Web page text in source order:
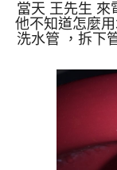
當天 王先生 來
他不知道怎麼
洗水管 ，拆下
波水管清洗
鐘，利用 水管
不見效果，本
異物沖出來，
片，如下圖，
啡，如影片，
西。 如是自來